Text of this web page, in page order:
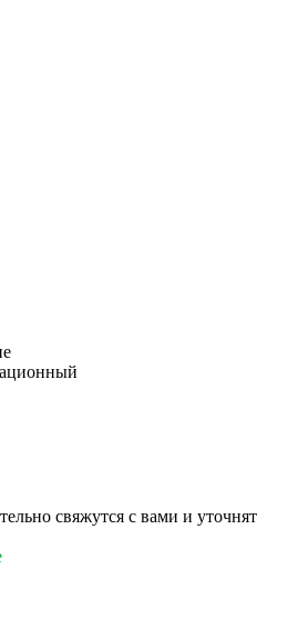
свяжутся с вами и уточнят